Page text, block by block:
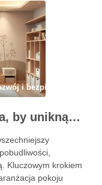
i bezpieczeństwo
Jak urządzić pokój dziecka, by uniknąć przebodźcowania i wspierać jego spokój oraz rozwój
Kluczowym krokiem
pokoju